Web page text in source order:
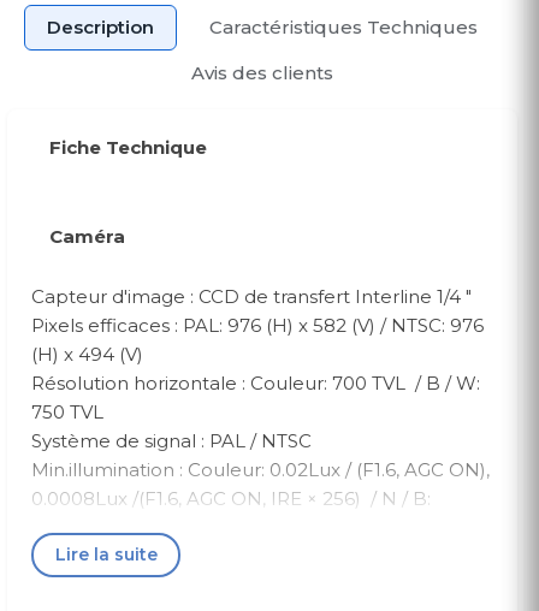
Description
Caractéristiques Techniques
Avis des clients
Fiche Technique
Caméra
Capteur d'image : CCD de transfert Interline 1/4 "
Pixels efficaces : PAL: 976 (H) x 582 (V) / NTSC: 976
(H) x 494 (V)
Résolution horizontale : Couleur: 700 TVL / B / W:
750 TVL
Système de signal : PAL / NTSC
Min.illumination : Couleur: 0.02Lux / (F1.6, AGC ON),
0.0008Lux /(F1.6, AGC ON, IRE × 256) / N / B:
ON, IRE × 256) / 0 Lux avec IR
Balance des blancs : Auto / Manuel / ATW /
Lire la suite